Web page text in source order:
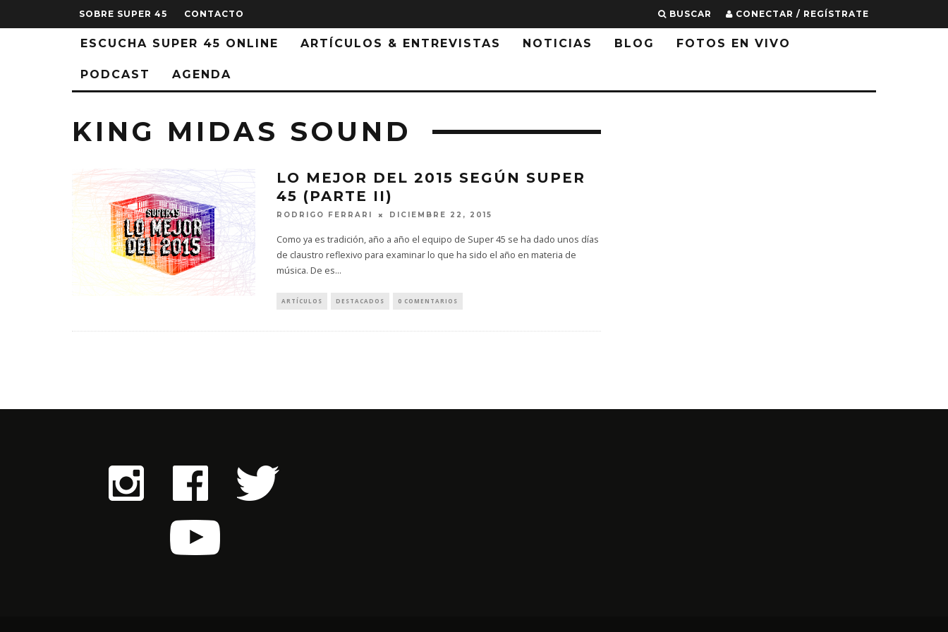
SOBRE SUPER 45 CONTACTO BUSCAR CONECTAR / REGÍSTRATE
ESCUCHA SUPER 45 ONLINE ARTÍCULOS & ENTREVISTAS NOTICIAS BLOG FOTOS EN VIVO
PODCAST AGENDA
KING MIDAS SOUND
LO MEJOR DEL 2015 SEGÚN SUPER
45 (PARTE II)
RODRIGO FERRARI DICIEMBRE 22, 2015
Como ya es tradición, año a año el equipo de Super 45 se ha dado unos días
de claustro reflexivo para examinar lo que ha sido el año en materia de
música. De es...
ARTÍCULOS DESTACADOS 0 COMENTARIOS